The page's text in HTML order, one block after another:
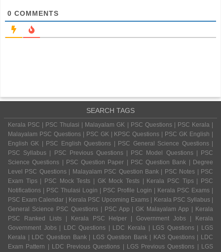
0 COMMENTS
SEARCH TAGS
Kerala PSC | PSC Thulasi | Malayalam GK | PSC Questions | PSC Kerala |
Malayalam PSC Questions | PSC GK | KPSC Questions | PSC GK English |
English GK | PSC English Questions | PSC General Science Questions |
PSC Syllabus | PSC Previous Questions | PSC Model Questions | PSC
Science Questions | PSC Question Paper | PSC Question Bank | Degree
Level PSC Questions | Malayalam PSC Question Bank | PSC Notes | PSC
Exam Tips | PSC Mock Tests | GK Mock Tests | Kerala PSC Tips | PSC
Notifications | PSC Thulasi Login | PSC Profile Login | Kerala PSC Exams |
PSC Exam Calendar | Kerala PSC Upcoming Exams | Kerala PSC Syllabus |
General Science PSC Questions | PSC App | GK Malayalam App | Kerala
PSC Ranked Lists | Kerala PSC Helper | Government Jobs | Kerala
Government Jobs | LDC Questions | LDC Kerala | LGS Questions | LGS
Kerala | LDC Question Bank | LGS Question Bank | KAS Questions | LDC
Exam Pattern | LDC Previous Questions | LGS Previous Questions | LGS